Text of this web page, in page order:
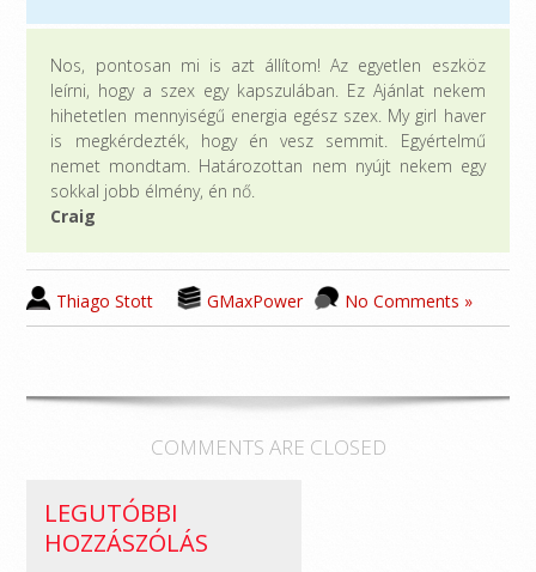
Nos, pontosan mi is azt állítom! Az egyetlen eszköz
leírni, hogy a szex egy kapszulában. Ez Ajánlat nekem
hihetetlen mennyiségű energia egész szex. My girl haver
is megkérdezték, hogy én vesz semmit. Egyértelmű
nemet mondtam. Határozottan nem nyújt nekem egy
sokkal jobb élmény, én nő.
Craig
Thiago Stott GMaxPower No Comments »
COMMENTS ARE CLOSED
LEGUTÓBBI
HOZZÁSZÓLÁS